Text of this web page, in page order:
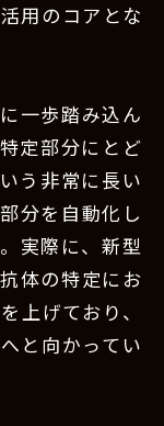
用のコアとな
一歩踏み込ん
定部分にとど
う非常に長い
分を自動化し
実際に、新型
体の特定にお
上げており、
と向かってい